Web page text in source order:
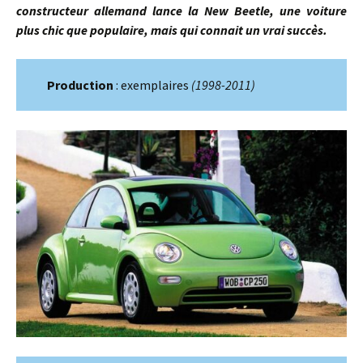
constructeur allemand lance la New Beetle, une voiture
plus chic que populaire, mais qui connait un vrai succès.
Production : exemplaires (1998-2011)